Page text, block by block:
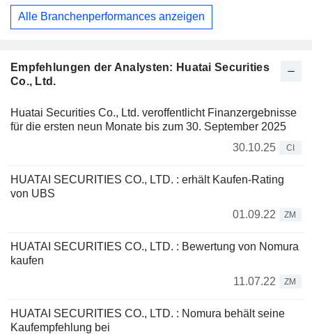
Empfehlungen der Analysten: Huatai Securities
Co., Ltd.
Huatai Securities Co., Ltd. veroffentlicht Finanzergebnisse
für die ersten neun Monate bis zum 30. September 2025
30.10.25
CI
HUATAI SECURITIES CO., LTD. : erhält Kaufen-Rating
von UBS
01.09.22
ZM
HUATAI SECURITIES CO., LTD. : Bewertung von Nomura
kaufen
11.07.22
ZM
HUATAI SECURITIES CO., LTD. : Nomura behält seine
Kaufempfehlung bei
Alle Branchenperformances anzeigen